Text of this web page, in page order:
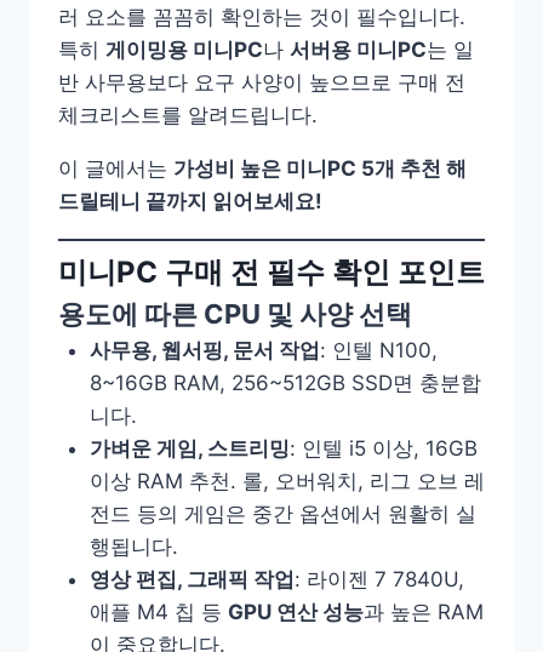
러 요소를 꼼꼼히 확인하는 것이 필수입니다.
특히 게이밍용 미니PC나 서버용 미니PC는 일
반 사무용보다 요구 사양이 높으므로 구매 전
체크리스트를 알려드립니다.
이 글에서는 가성비 높은 미니PC 5개 추천 해
드릴테니 끝까지 읽어보세요!
미니PC 구매 전 필수 확인 포인트
용도에 따른 CPU 및 사양 선택
사무용, 웹서핑, 문서 작업 : 인텔 N100,
8~16GB RAM, 256~512GB SSD면 충분합
니다.
가벼운 게임, 스트리밍: 인텔 i5 이상, 16GB
이상 RAM 추천. 롤, 오버워치, 리그 오브 레
전드 등의 게임은 중간 옵션에서 원활히 실
행됩니다.
영상 편집, 그래픽 작업 : 라이젠 7 7840U,
애플 M4 칩 등 GPU 연산 성능과 높은 RAM
이 중요합니다.